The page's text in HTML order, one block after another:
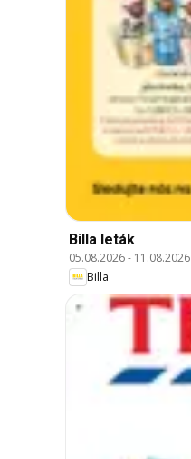
Billa leták
05.08.2026- 11.08.2026
Billa